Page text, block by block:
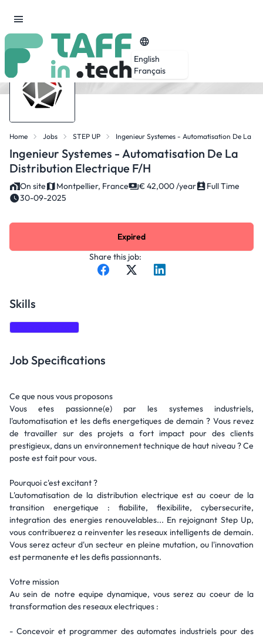
English
Français
Home Jobs STEP UP Ingenieur Systemes - Automatisation De La
Ingenieur Systemes - Automatisation De La
Distribution Electrique F/H
On site Montpellier, France € 42,000 /year
Full Time
30-09-2025
Share this job:
Expired
Skills
Job Specifications
Ce que nous vous proposons
Vous etes passionne(e) par les systemes industriels,
l'automatisation et les defis energetiques de demain ? Vous revez
de travailler sur des projets a fort impact pour des clients
prestigieux, dans un environnement technique de haut niveau ? Ce
poste est fait pour vous.
Pourquoi c'est excitant ?
L'automatisation de la distribution electrique est au coeur de la
transition energetique : fiabilite, flexibilite, cybersecurite,
integration des energies renouvelables... En rejoignant Step Up,
vous contribuerez a reinventer les reseaux intelligents de demain.
Vous serez acteur d'un secteur en pleine mutation, ou l'innovation
est permanente et les defis passionnants.
Votre mission
Au sein de notre equipe dynamique, vous serez au coeur de la
transformation des reseaux electriques :
- Concevoir et programmer des automates industriels pour des